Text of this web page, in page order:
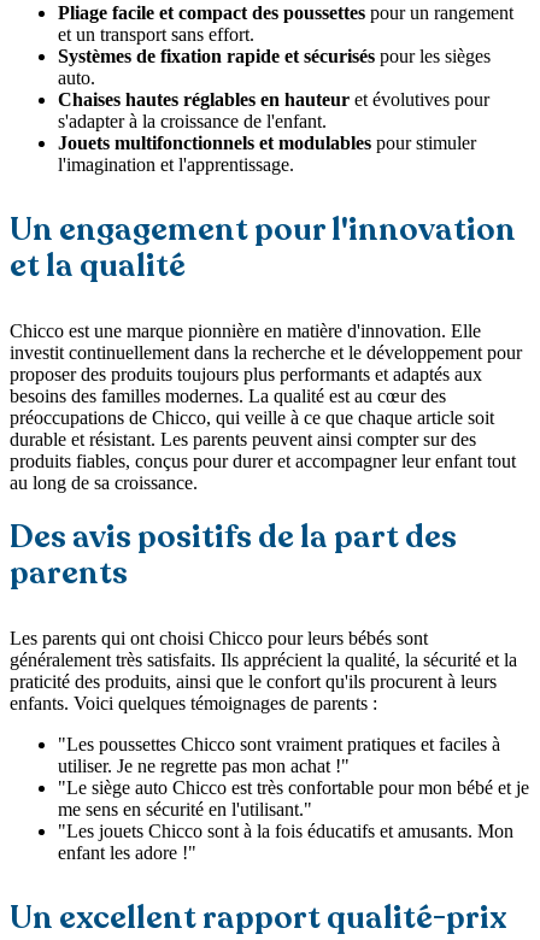
Pliage facile et compact des poussettes pour un rangement
et un transport sans effort.
Systèmes de fixation rapide et sécurisés pour les sièges
auto.
Chaises hautes réglables en hauteur et évolutives pour
s'adapter à la croissance de l'enfant.
Jouets multifonctionnels et modulables pour stimuler
l'imagination et l'apprentissage.
Un engagement pour l'innovation
et la qualité
Chicco est une marque pionnière en matière d'innovation. Elle
investit continuellement dans la recherche et le développement pour
proposer des produits toujours plus performants et adaptés aux
besoins des familles modernes. La qualité est au cœur des
préoccupations de Chicco, qui veille à ce que chaque article soit
durable et résistant. Les parents peuvent ainsi compter sur des
produits fiables, conçus pour durer et accompagner leur enfant tout
au long de sa croissance.
Des avis positifs de la part des
parents
Les parents qui ont choisi Chicco pour leurs bébés sont
généralement très satisfaits. Ils apprécient la qualité, la sécurité et la
praticité des produits, ainsi que le confort qu'ils procurent à leurs
enfants. Voici quelques témoignages de parents :
"Les poussettes Chicco sont vraiment pratiques et faciles à
utiliser. Je ne regrette pas mon achat !"
"Le siège auto Chicco est très confortable pour mon bébé et je
me sens en sécurité en l'utilisant."
"Les jouets Chicco sont à la fois éducatifs et amusants. Mon
enfant les adore !"
Un excellent rapport qualité-prix